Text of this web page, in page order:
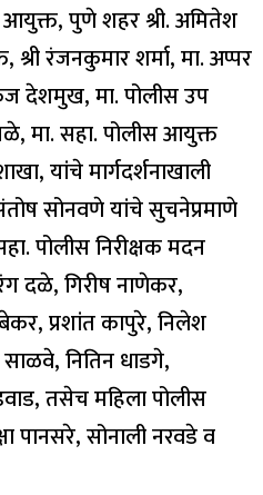
आयुक्त, पुणे शहर श्री. अमितेश
रंजनकुमार शर्मा, मा. अप्पर
देशमुख, मा. पोलीस उप
मा. सहा. पोलीस आयुक्त
यांचे मार्गदर्शनाखाली
सोनवणे यांचे सुचनेप्रमाणे
पोलीस निरीक्षक मदन
दळे, गिरीष नाणेकर,
प्रशांत कापुरे, निलेश
नितिन धाडगे,
तसेच महिला पोलीस
पानसरे, सोनाली नरवडे व